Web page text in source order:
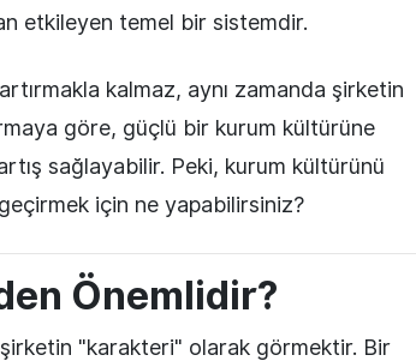
etkileyen temel bir sistemdir.
kalmaz, aynı zamanda şirketin
göre, güçlü bir kurum kültürüne
sağlayabilir. Peki, kurum kültürünü
için ne yapabilirsiniz?
Önemlidir?
"karakteri" olarak görmektir. Bir